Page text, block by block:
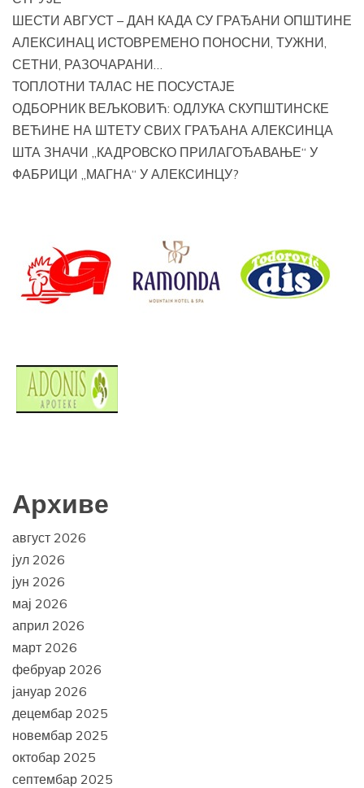
ШЕСТИ АВГУСТ – ДАН КАДА СУ ГРАЂАНИ ОПШТИНЕ
АЛЕКСИНАЦ ИСТОВРЕМЕНО ПОНОСНИ, ТУЖНИ,
СЕТНИ, РАЗОЧАРАНИ…
ТОПЛОТНИ ТАЛАС НЕ ПОСУСТАЈЕ
ОДБОРНИК ВЕЉКОВИЋ: ОДЛУКА СКУПШТИНСКЕ
ВЕЋИНЕ НА ШТЕТУ СВИХ ГРАЂАНА АЛЕКСИНЦА
ШТА ЗНАЧИ „КАДРОВСКО ПРИЛАГОЂАВАЊЕ“ У
ФАБРИЦИ „МАГНА“ У АЛЕКСИНЦУ?
Архиве
август 2026
јул 2026
јун 2026
мај 2026
април 2026
март 2026
фебруар 2026
јануар 2026
децембар 2025
новембар 2025
октобар 2025
септембар 2025